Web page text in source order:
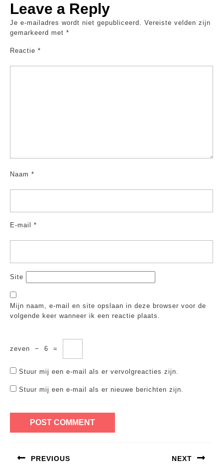
Leave a Reply
Je e-mailadres wordt niet gepubliceerd. Vereiste velden zijn
gemarkeerd met *
Reactie *
Naam *
E-mail *
Site
Mijn naam, e-mail en site opslaan in deze browser voor de
volgende keer wanneer ik een reactie plaats.
zeven − 6 =
Stuur mij een e-mail als er vervolgreacties zijn.
Stuur mij een e-mail als er nieuwe berichten zijn.
navigatie
PREVIOUS NEXT